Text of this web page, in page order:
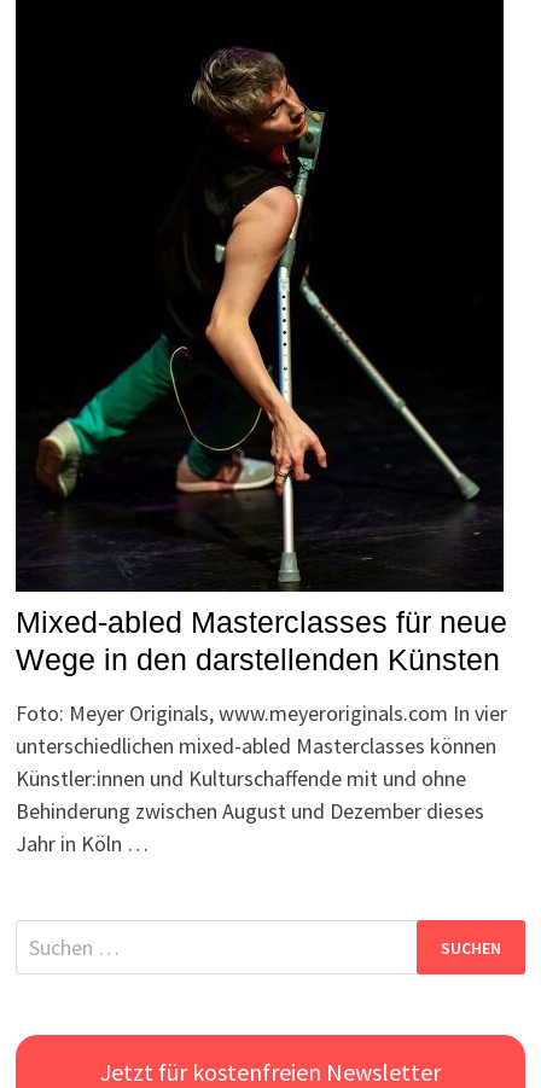
Mixed-abled Masterclasses für neue
Wege in den darstellenden Künsten
Foto: Meyer Originals, www.meyeroriginals.com In vier
unterschiedlichen mixed-abled Masterclasses können
Künstler:innen und Kulturschaffende mit und ohne
Behinderung zwischen August und Dezember dieses
Jahr in Köln …
Suchen
nach:
Jetzt für kostenfreien Newsletter